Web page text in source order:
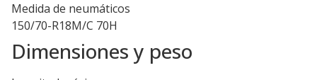
Medida de neumáticos
150/70-R18M/C 70H
Dimensiones y peso